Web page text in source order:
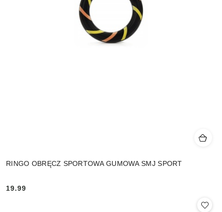
RINGO OBRĘCZ SPORTOWA GUMOWA SMJ SPORT
19.99